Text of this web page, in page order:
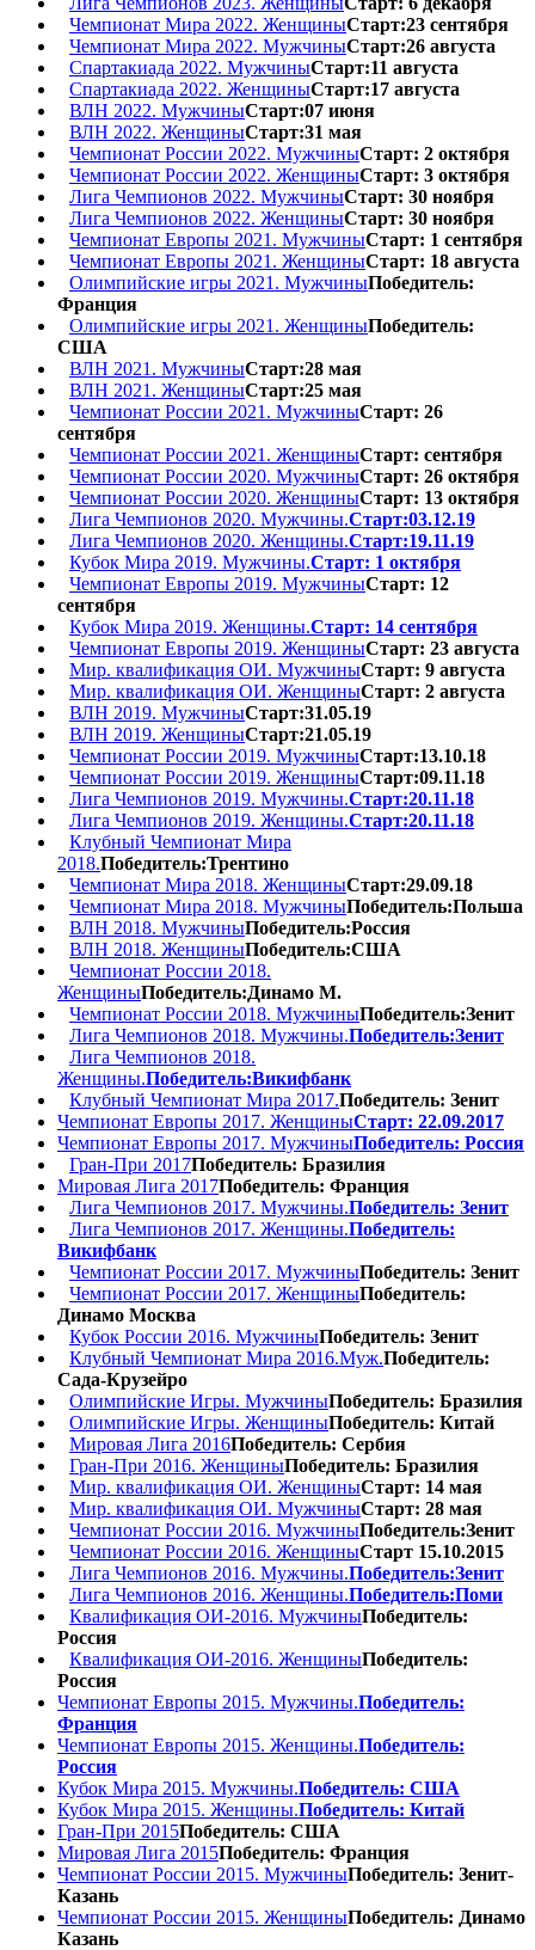
Чемпионат Мира 2022. ЖенщиныСтарт:23 сентября
Чемпионат Мира 2022. МужчиныСтарт:26 августа
Спартакиада 2022. МужчиныСтарт:11 августа
Спартакиада 2022. ЖенщиныСтарт:17 августа
ВЛН 2022. МужчиныСтарт:07 июня
ВЛН 2022. ЖенщиныСтарт:31 мая
Чемпионат России 2022. МужчиныСтарт: 2 октября
Чемпионат России 2022. ЖенщиныСтарт: 3 октября
Лига Чемпионов 2022. МужчиныСтарт: 30 ноября
Лига Чемпионов 2022. ЖенщиныСтарт: 30 ноября
Чемпионат Европы 2021. МужчиныСтарт: 1 сентября
Чемпионат Европы 2021. ЖенщиныСтарт: 18 августа
Олимпийские игры 2021. МужчиныПобедитель:
Франция
Олимпийские игры 2021. ЖенщиныПобедитель:
США
ВЛН 2021. МужчиныСтарт:28 мая
ВЛН 2021. ЖенщиныСтарт:25 мая
Чемпионат России 2021. МужчиныСтарт: 26
сентября
Чемпионат России 2021. ЖенщиныСтарт: сентября
Чемпионат России 2020. МужчиныСтарт: 26 октября
Чемпионат России 2020. ЖенщиныСтарт: 13 октября
Лига Чемпионов 2020. Мужчины.Старт:03.12.19
Лига Чемпионов 2020. Женщины.Старт:19.11.19
Кубок Мира 2019. Мужчины.Старт: 1 октября
Чемпионат Европы 2019. МужчиныСтарт: 12
сентября
Кубок Мира 2019. Женщины.Старт: 14 сентября
Чемпионат Европы 2019. ЖенщиныСтарт: 23 августа
Мир. квалификация ОИ. МужчиныСтарт: 9 августа
Мир. квалификация ОИ. ЖенщиныСтарт: 2 августа
ВЛН 2019. МужчиныСтарт:31.05.19
ВЛН 2019. ЖенщиныСтарт:21.05.19
Чемпионат России 2019. МужчиныСтарт:13.10.18
Чемпионат России 2019. ЖенщиныСтарт:09.11.18
Лига Чемпионов 2019. Мужчины.Старт:20.11.18
Лига Чемпионов 2019. Женщины.Старт:20.11.18
Клубный Чемпионат Мира
2018.Победитель:Трентино
Чемпионат Мира 2018. ЖенщиныСтарт:29.09.18
Чемпионат Мира 2018. МужчиныПобедитель:Польша
ВЛН 2018. МужчиныПобедитель:Россия
ВЛН 2018. ЖенщиныПобедитель:США
Чемпионат России 2018.
ЖенщиныПобедитель:Динамо М.
Чемпионат России 2018. МужчиныПобедитель:Зенит
Лига Чемпионов 2018. Мужчины.Победитель:Зенит
Лига Чемпионов 2018.
Женщины.Победитель:Викифбанк
Клубный Чемпионат Мира 2017.Победитель: Зенит
Чемпионат Европы 2017. ЖенщиныСтарт: 22.09.2017
Чемпионат Европы 2017. МужчиныПобедитель: Россия
Гран-При 2017Победитель: Бразилия
Мировая Лига 2017Победитель: Франция
Лига Чемпионов 2017. Мужчины.Победитель: Зенит
Лига Чемпионов 2017. Женщины.Победитель:
Викифбанк
Чемпионат России 2017. МужчиныПобедитель: Зенит
Чемпионат России 2017. ЖенщиныПобедитель:
Динамо Москва
Кубок России 2016. МужчиныПобедитель: Зенит
Клубный Чемпионат Мира 2016.Муж.Победитель:
Сада-Крузейро
Олимпийские Игры. МужчиныПобедитель: Бразилия
Олимпийские Игры. ЖенщиныПобедитель: Китай
Мировая Лига 2016Победитель: Сербия
Гран-При 2016. ЖенщиныПобедитель: Бразилия
Мир. квалификация ОИ. ЖенщиныСтарт: 14 мая
Мир. квалификация ОИ. МужчиныСтарт: 28 мая
Чемпионат России 2016. МужчиныПобедитель:Зенит
Чемпионат России 2016. ЖенщиныСтарт 15.10.2015
Лига Чемпионов 2016. Мужчины.Победитель:Зенит
Лига Чемпионов 2016. Женщины.Победитель:Поми
Квалификация ОИ-2016. МужчиныПобедитель:
Россия
Квалификация ОИ-2016. ЖенщиныПобедитель:
Россия
Чемпионат Европы 2015. Мужчины.Победитель:
Франция
Чемпионат Европы 2015. Женщины.Победитель:
Россия
Кубок Мира 2015. Мужчины.Победитель: США
Кубок Мира 2015. Женщины.Победитель: Китай
Гран-При 2015Победитель: США
Мировая Лига 2015Победитель: Франция
Чемпионат России 2015. МужчиныПобедитель: Зенит-
Казань
Чемпионат России 2015. ЖенщиныПобедитель: Динамо
Казань